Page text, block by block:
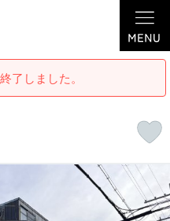
了しました。